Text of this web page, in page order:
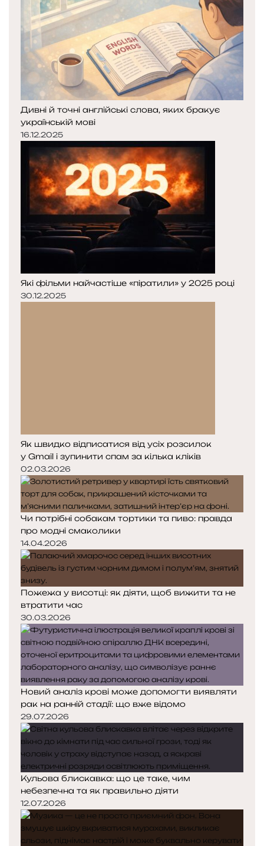
Дивні й точні англійські слова, яких бракує
українській мові
16.12.2025
Які фільми найчастіше «піратили» у 2025 році
30.12.2025
Як швидко відписатися від усіх розсилок
у Gmail і зупинити спам за кілька кліків
02.03.2026
Чи потрібні собакам тортики та пиво: правда
про модні смаколики
14.04.2026
Пожежа у висотці: як діяти, щоб вижити та не
втратити час
30.03.2026
Новий аналіз крові може допомогти виявляти
рак на ранній стадії: що вже відомо
29.07.2026
Кульова блискавка: що це таке, чим
небезпечна та як правильно діяти
12.07.2026